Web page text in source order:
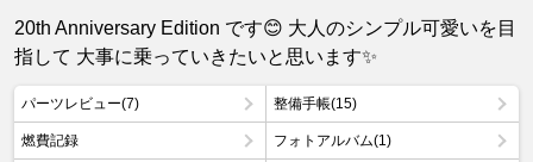
20th Anniversary Edition です😊 大人のシンプル可愛いを目
指して 大事に乗っていきたいと思います✨
パーツレビュー(7) 整備手帳(15)
燃費記録 フォトアルバム(1)